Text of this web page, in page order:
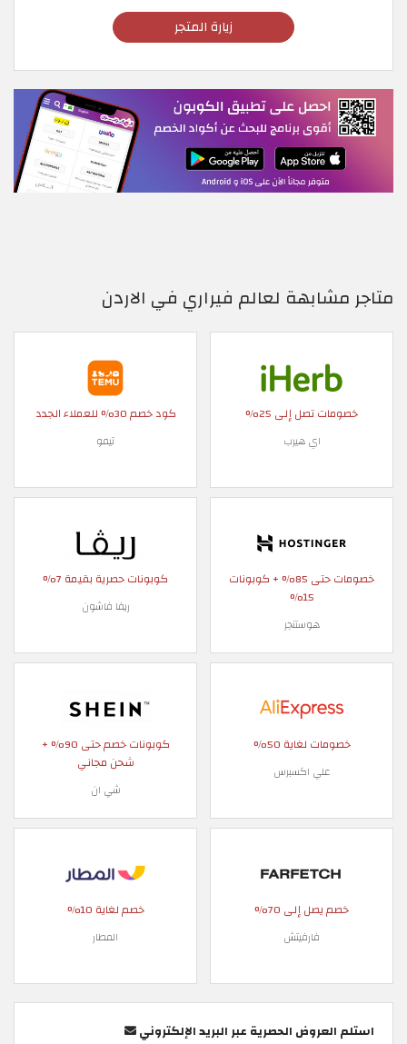
زيارة المتجر
متاجر مشابهة لعالم فيراري في الاردن
خصومات تصل إلى 25%
اي هيرب
كود خصم 30% للعملاء الجدد
تيمو
خصومات حتى 85% + كوبونات
15%
هوستنجر
كوبونات حصرية بقيمة 7%
ريفا فاشون
خصومات لغاية 50%
علي اكسبرس
كوبونات خصم حتى 90% +
شحن مجاني
شي ان
خصم يصل إلى 70%
فارفيتش
خصم لغاية 10%
المطار
استلم العروض الحصرية عبر البريد الإلكتروني